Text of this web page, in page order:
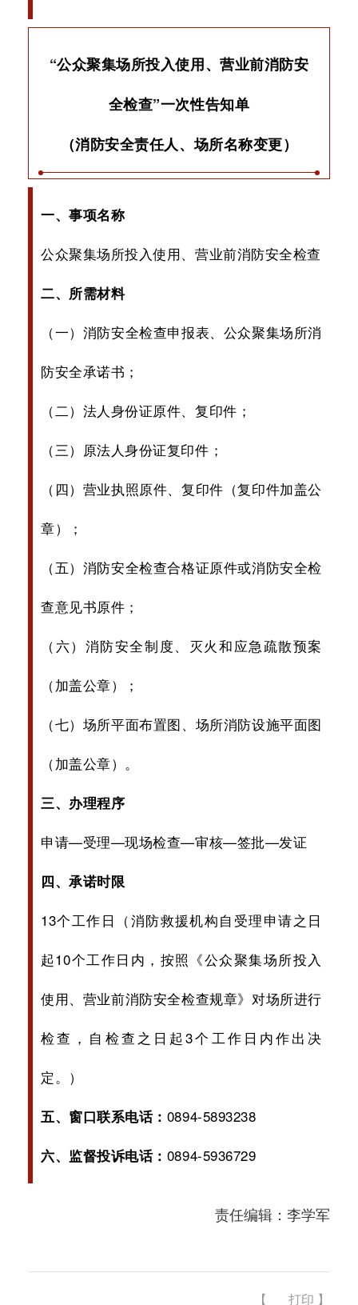
“公众聚集场所投入使用、营业前消防安
全检查”一次性告知单
（消防安全责任人、场所名称变更）
一、事项名称
公众聚集场所投入使用、营业前消防安全检查
二、所需材料
（一）消防安全检查申报表、公众聚集场所消
防安全承诺书；
（二）法人身份证原件、复印件；
（三）原法人身份证复印件；
（四）营业执照原件、复印件（复印件加盖公
章）；
（五）消防安全检查合格证原件或消防安全检
查意见书原件；
（六）消防安全制度、灭火和应急疏散预案
（加盖公章）；
（七）场所平面布置图、场所消防设施平面图
（加盖公章）。
三、办理程序
申请—受理—现场检查—审核—签批—发证
四、承诺时限
13个工作日（消防救援机构自受理申请之日
起10个工作日内，按照《公众聚集场所投入
使用、营业前消防安全检查规章》对场所进行
检查，自检查之日起3个工作日内作出决
定。）
五、窗口联系电话： 0894-5893238
六、监督投诉电话： 0894-5936729
责任编辑：李学军
【 打印 】